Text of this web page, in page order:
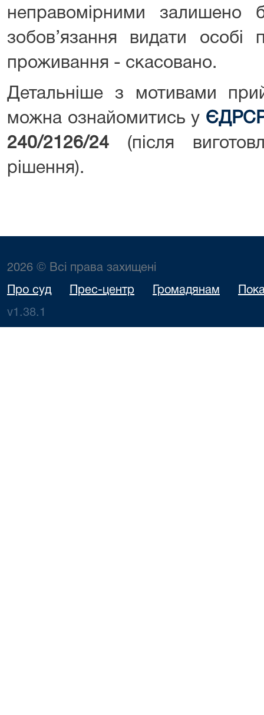
неправомірними залишено
зобов’язання видати особі
проживання - скасовано.
Детальніше з мотивами
можна ознайомитись у
240/2126/24 (після
рішення).
2026 © Всі права захищені
Про суд Прес-центр Громадянам
v1.38.1